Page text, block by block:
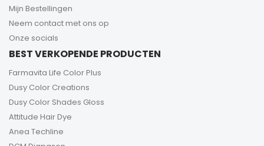
Mijn Bestellingen
Neem contact met ons op
Onze socials
BEST VERKOPENDE PRODUCTEN
Farmavita Life Color Plus
Dusy Color Creations
Dusy Color Shades Gloss
Attitude Hair Dye
Anea Techline